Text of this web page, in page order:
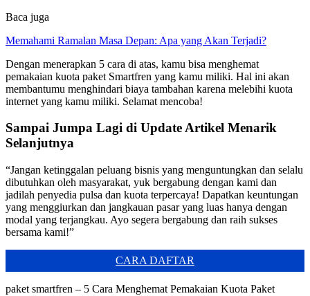
Baca juga
Memahami Ramalan Masa Depan: Apa yang Akan Terjadi?
Dengan menerapkan 5 cara di atas, kamu bisa menghemat
pemakaian kuota paket Smartfren yang kamu miliki. Hal ini akan
membantumu menghindari biaya tambahan karena melebihi kuota
internet yang kamu miliki. Selamat mencoba!
Sampai Jumpa Lagi di Update Artikel Menarik
Selanjutnya
“Jangan ketinggalan peluang bisnis yang menguntungkan dan selalu
dibutuhkan oleh masyarakat, yuk bergabung dengan kami dan
jadilah penyedia pulsa dan kuota terpercaya! Dapatkan keuntungan
yang menggiurkan dan jangkauan pasar yang luas hanya dengan
modal yang terjangkau. Ayo segera bergabung dan raih sukses
bersama kami!”
CARA DAFTAR
paket smartfren – 5 Cara Menghemat Pemakaian Kuota Paket